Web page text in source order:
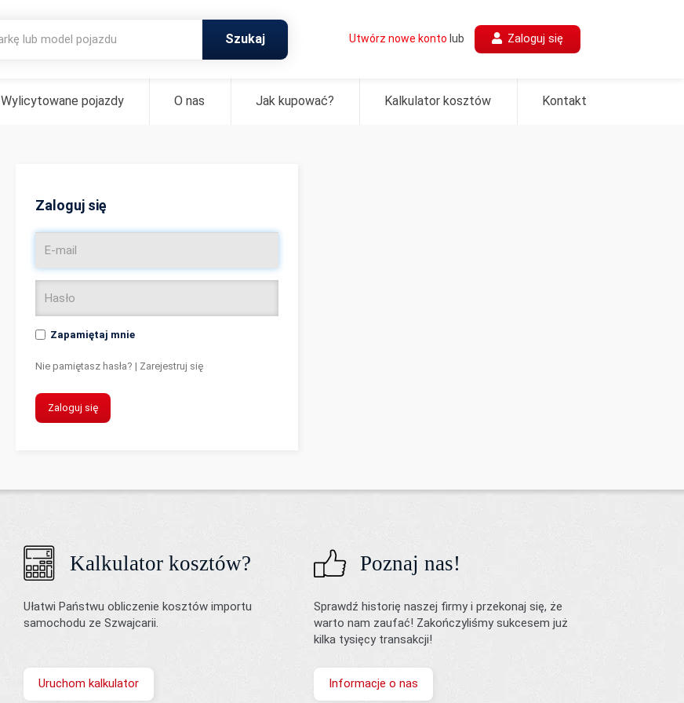
Szukaj Utwórz nowe konto lub Zaloguj się
Wylicytowane pojazdy O nas Jak kupować? Kalkulator kosztów Kontakt
Zaloguj się
Zapamiętaj mnie
Nie pamiętasz hasła? | Zarejestruj się
Zaloguj się
Kalkulator kosztów?
Ułatwi Państwu obliczenie kosztów importu
samochodu ze Szwajcarii.
Uruchom kalkulator
Poznaj nas!
Sprawdź historię naszej firmy i przekonaj się, że
warto nam zaufać! Zakończyliśmy sukcesem już
kilka tysięcy transakcji!
Informacje o nas